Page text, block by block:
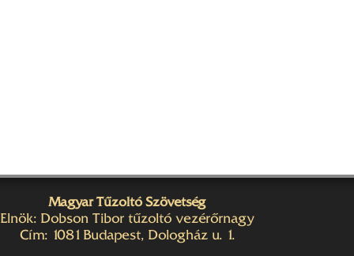
Magyar Tűzoltó Szövetség
Elnök: Dobson Tibor tűzoltó vezérőrnagy
Cím: 1081 Budapest, Dologház u. 1.